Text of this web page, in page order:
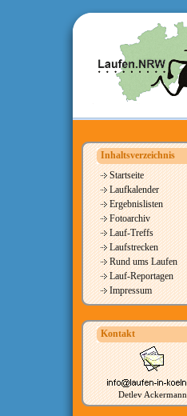
Inhaltsverzeichnis
Startseite
Laufkalender
Ergebnislisten
Fotoarchiv
Lauf-Treffs
Laufstrecken
Rund ums Laufen
Lauf-Reportagen
Impressum
Kontakt
Detlev Ackermann